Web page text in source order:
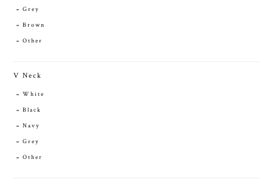
Grey
Brown
Other
V Neck
White
Black
Navy
Grey
Other